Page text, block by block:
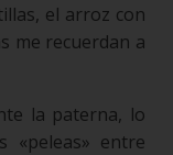
el arroz con
me recuerdan a
la paterna, lo
«peleas» entre